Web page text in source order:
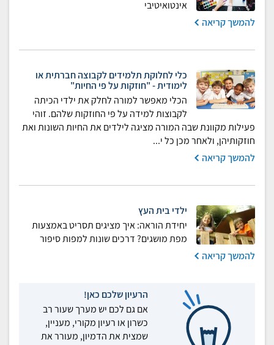
אינטואיטיבי
להמשך קריאה
כלי לחלוקת תלמידים לקבוצה חברתית או
לימודית - "חוזקות על פי החיות"
הכלי מאפשר למורה לחלק את ילדי הכיתה
לקבוצות למידה על פי החוזקות שלהם. זוהי
פעילות מקוונת שבה המורה מציגה לילדים את החיות השונות ואת
חוזקותיהן, ולאחר מכן כל י...
להמשך קריאה
ילדי בית העץ
יחידת הוראה: איך מציגים תסריט באמצעות
מפת מושגים? דרכים שונות למפות סיפור
להמשך קריאה
הרעיון שלכם כאן!
אם גם לכם יש מערך שעור רב
כשרון או רעיון מקורי, מעניין,
שמצית את הדמיון, מעורר את